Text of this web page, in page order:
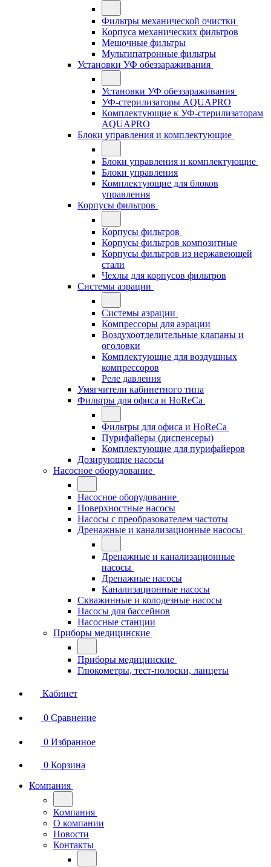
Фильтры механической очистки
Корпуса механических фильтров
Мешочные фильтры
Мультипатронные фильтры
Установки УФ обеззараживания
Установки УФ обеззараживания
УФ-стерилизаторы AQUAPRO
Комплектующие к УФ-стерилизаторам
AQUAPRO
Блоки управления и комплектующие
Блоки управления и комплектующие
Блоки управления
Комплектующие для блоков
управления
Корпусы фильтров
Корпусы фильтров
Корпусы фильтров композитные
Корпусы фильтров из нержавеющей
стали
Чехлы для корпусов фильтров
Системы аэрации
Системы аэрации
Компрессоры для аэрации
Воздухоотделительные клапаны и
оголовки
Комплектующие для воздушных
компрессоров
Реле давления
Умягчители кабинетного типа
Фильтры для офиса и HoReCa
Фильтры для офиса и HoReCa
Пурифайеры (диспенсеры)
Комплектующие для пурифайеров
Дозирующие насосы
Насосное оборудование
Насосное оборудование
Поверхностные насосы
Насосы с преобразователем частоты
Дренажные и канализационные насосы
Дренажные и канализационные
насосы
Дренажные насосы
Канализационные насосы
Скважинные и колодезные насосы
Насосы для бассейнов
Насосные станции
Приборы медицинские
Приборы медицинские
Глюкометры, тест-полоски, ланцеты
Кабинет
0 Сравнение
0 Избранное
0 Корзина
Компания
Компания
О компании
Новости
Контакты